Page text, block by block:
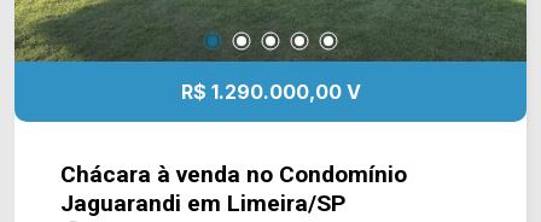
R$ 1.290.000,00 V
Chácara à venda no Condomínio
Jaguarandi em Limeira/SP